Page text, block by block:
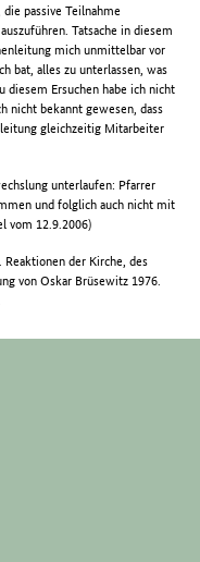
passive Teilnahme
Tatsache in diesem
mich unmittelbar vor
bat, alles zu unterlassen, was
diesem Ersuchen habe ich nicht
nicht bekannt gewesen, dass
gleichzeitig Mitarbeiter
unterlaufen: Pfarrer
und folglich auch nicht mit
vom 12.9.2006)
Reaktionen der Kirche, des
von Oskar Brüsewitz 1976.